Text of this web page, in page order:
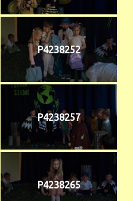
P4238252
P4238257
P4238265